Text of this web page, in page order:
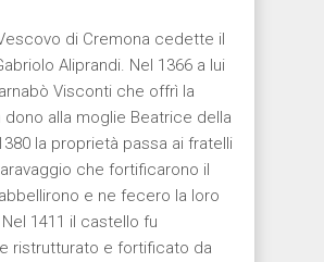
di Cremona cedette il
Aliprandi. Nel 1366 a lui
Visconti che offrì la
dono alla moglie Beatrice della
la proprietà passa ai fratelli
che fortificarono il
e ne fecero la loro
1411 il castello fu
ristrutturato e fortificato da